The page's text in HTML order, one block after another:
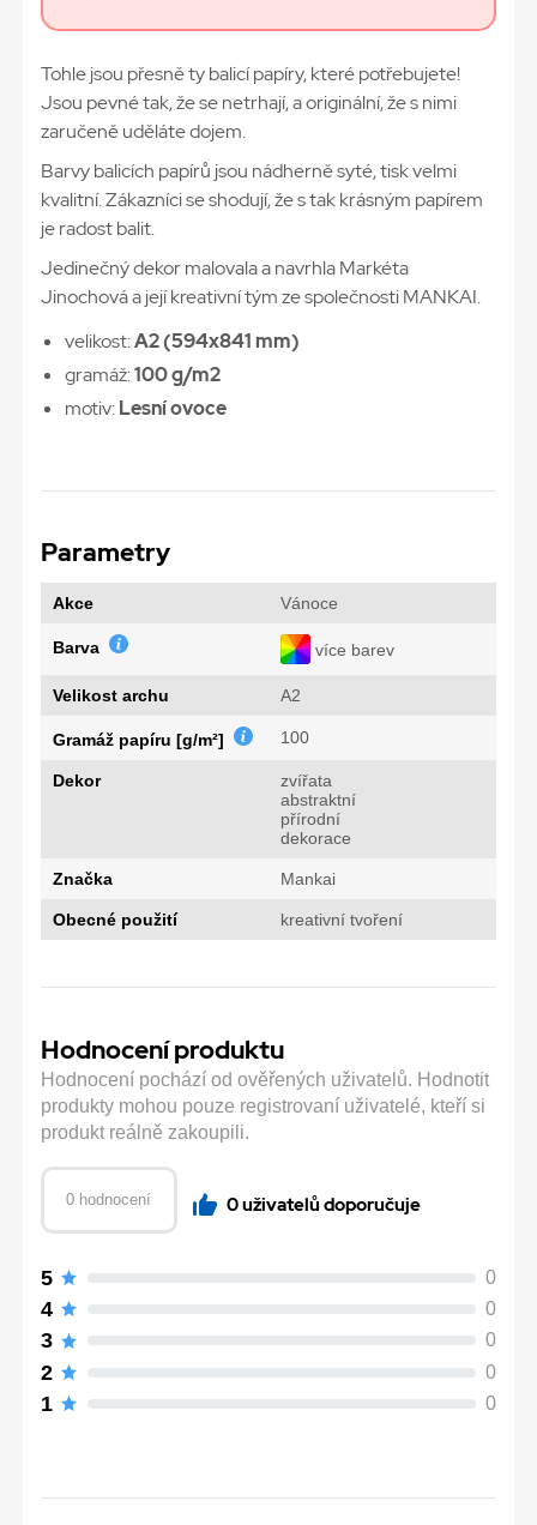
Tohle jsou přesně ty balicí papíry, které potřebujete!
Jsou pevné tak, že se netrhají, a originální, že s nimi
zaručeně uděláte dojem.
Barvy balicích papírů jsou nádherně syté, tisk velmi
kvalitní. Zákazníci se shodují, že s tak krásným papírem
je radost balit.
Jedinečný dekor malovala a navrhla Markéta
Jinochová a její kreativní tým ze společnosti MANKAI.
velikost:A2 (594x841 mm)
gramáž:100 g/m2
motiv:Lesní ovoce
Parametry
Akce Vánoce
Barva více barev
Velikost archu A2
Gramáž papíru [g/m²] 100
Dekor
zvířata
abstraktní
přírodní
dekorace
Značka Mankai
Obecné použití kreativní tvoření
Hodnocení produktu
Hodnocení pochází od ověřených uživatelů. Hodnotit
produkty mohou pouze registrovaní uživatelé, kteří si
produkt reálně zakoupili.
0 hodnocení 0 uživatelů doporučuje
5 0
4 0
3 0
2 0
1 0